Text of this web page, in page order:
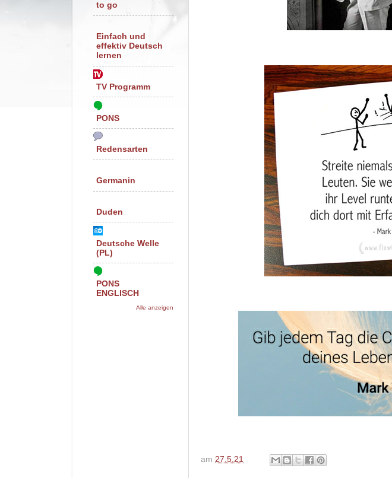
am 27.5.21
to go
Einfach und
effektiv Deutsch
lernen
TV Programm
PONS
Redensarten
Germanin
Duden
Deutsche Welle
(PL)
PONS
ENGLISCH
Alle anzeigen